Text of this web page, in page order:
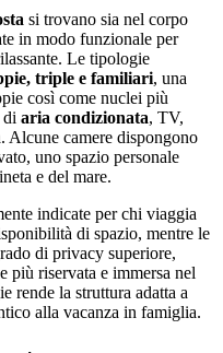
si trovano sia nel corpo
in modo funzionale per
Le tipologie
triple e familiari, una
così come nuclei più
di aria condizionata, TV,
Alcune camere dispongono
uno spazio personale
e del mare.
indicate per chi viaggia
di spazio, mentre le
di privacy superiore,
più riservata e immersa nel
rende la struttura adatta a
alla vacanza in famiglia.